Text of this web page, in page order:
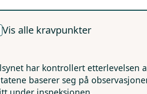
Vis alle kravpunkter
har kontrollert etterlevelsen
baserer seg på